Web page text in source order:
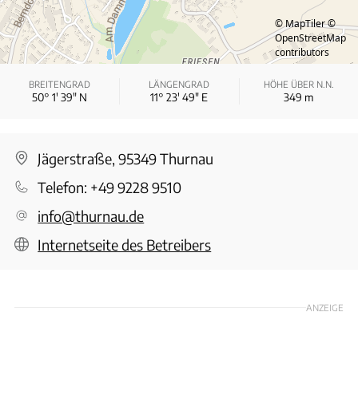
© MapTiler©
OpenStreetMap
contributors
BREITENGRAD
50° 1′ 39″ N
LÄNGENGRAD
11° 23′ 49″ E
HÖHE ÜBER N.N.
349 m
Jägerstraße, 95349 Thurnau
Telefon: +49 9228 9510
info@thurnau.de
Internetseite des Betreibers
ANZEIGE